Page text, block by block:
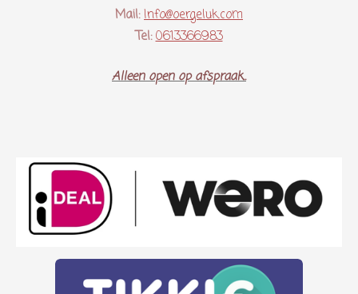
Mail: Info@oergeluk.com
Tel: 0613366983
Alleen open op afspraak..